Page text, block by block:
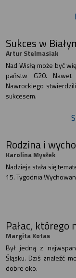
Sukces w
Artur Stelmasiak
Nad Wisłą może być
państw G20. Nawet
Nawrockiego
sukcesem.
Rodzina i
Karolina Mysłek
Nadzieja stała się
15. Tygodnia
Pałac, którego
Margita Kotas
Był jedną z
Śląsku. Dziś znaleźć
dobre oko.